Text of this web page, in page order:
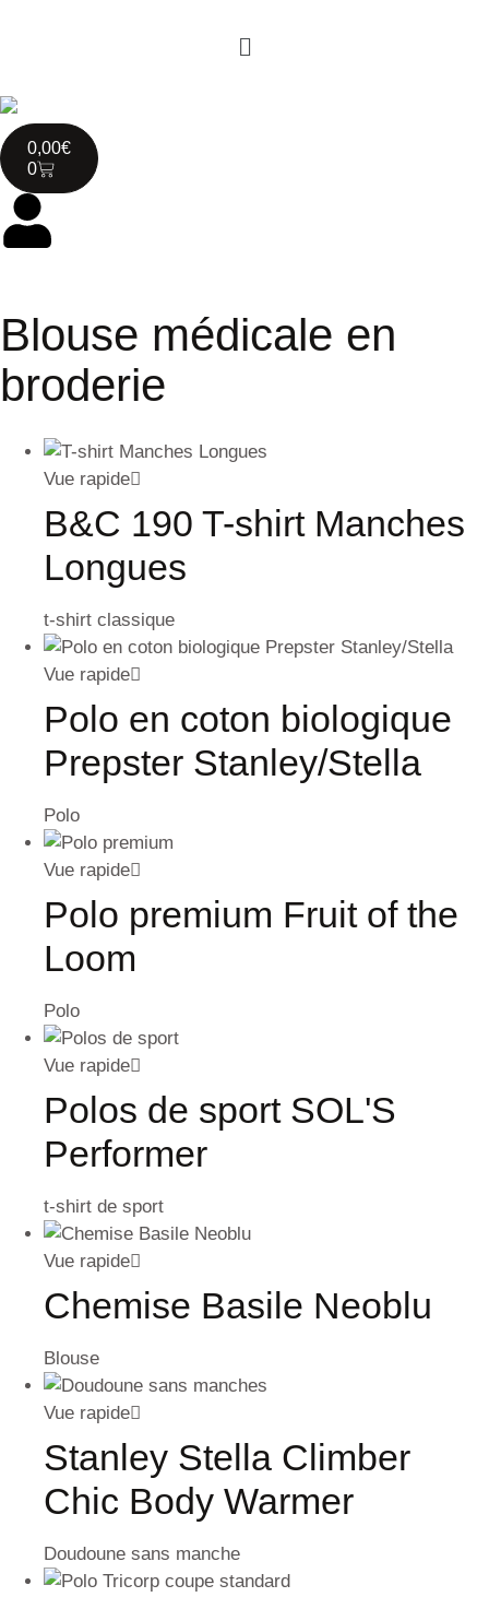
0,00€
0
Blouse médicale en
broderie
Vue rapide
B&C 190 T-shirt Manches
Longues
t-shirt classique
Vue rapide
Polo en coton biologique
Prepster Stanley/Stella
Polo
Vue rapide
Polo premium Fruit of the
Loom
Polo
Vue rapide
Polos de sport SOL'S
Performer
t-shirt de sport
Vue rapide
Chemise Basile Neoblu
Blouse
Vue rapide
Stanley Stella Climber
Chic Body Warmer
Doudoune sans manche